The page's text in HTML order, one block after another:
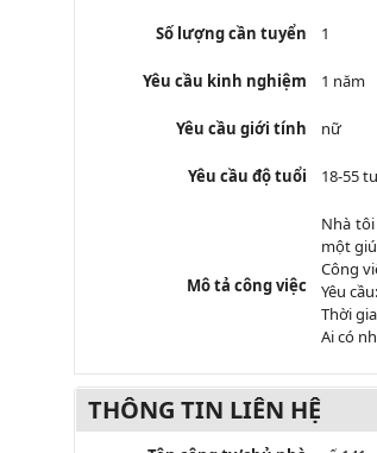
Số lượng cần tuyển 1
Yêu cầu kinh nghiệm 1 năm
Yêu cầu giới tính nữ
Yêu cầu độ tuổi 18-55
Mô tả công việc
Nhà
một
Công
Yêu
Thời
Ai có
THÔNG TIN LIÊN HỆ